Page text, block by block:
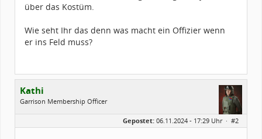
über das Kostüm.
Wie seht Ihr das denn was macht ein Offizier wenn
er ins Feld muss?
Kathi
Garrison Membership Officer
Alter:
37
Gepostet: 06.11.2024 - 17:29 Uhr · #2